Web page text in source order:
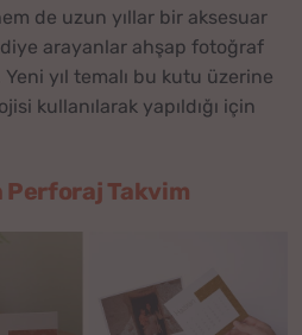
de uzun yıllar bir aksesuar
arayanlar ahşap fotoğraf
yıl temalı bu kutu üzerine
kullanılarak yapıldığı için
Perforaj Takvim